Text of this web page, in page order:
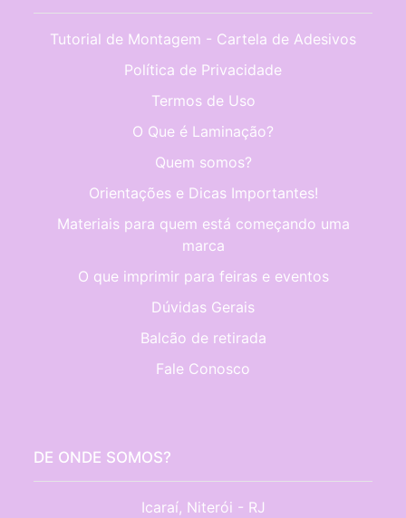
Tutorial de Montagem - Cartela de Adesivos
Política de Privacidade
Termos de Uso
O Que é Laminação?
Quem somos?
Orientações e Dicas Importantes!
Materiais para quem está começando uma
marca
O que imprimir para feiras e eventos
Dúvidas Gerais
Balcão de retirada
Fale Conosco
DE ONDE SOMOS?
Icaraí, Niterói - RJ